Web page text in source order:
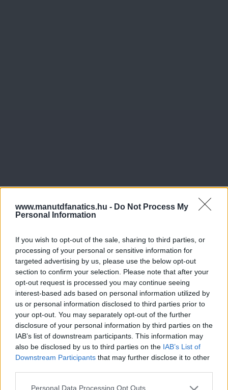
www.manutdfanatics.hu - Do Not Process My
Personal Information
If you wish to opt-out of the sale, sharing to third parties, or
processing of your personal or sensitive information for
targeted advertising by us, please use the below opt-out
section to confirm your selection. Please note that after your
opt-out request is processed you may continue seeing
interest-based ads based on personal information utilized by
us or personal information disclosed to third parties prior to
your opt-out. You may separately opt-out of the further
disclosure of your personal information by third parties on the
IAB’s list of downstream participants. This information may
also be disclosed by us to third parties on the IAB’s List of
Downstream Participants that may further disclose it to other
Please note that this website/app uses one or more Google
Personal Data Processing Opt Outs